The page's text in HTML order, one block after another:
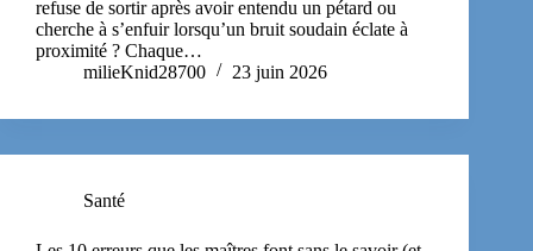
refuse de sortir après avoir entendu un pétard ou
cherche à s’enfuir lorsqu’un bruit soudain éclate à
proximité ? Chaque…
milieKnid28700
23 juin 2026
Santé